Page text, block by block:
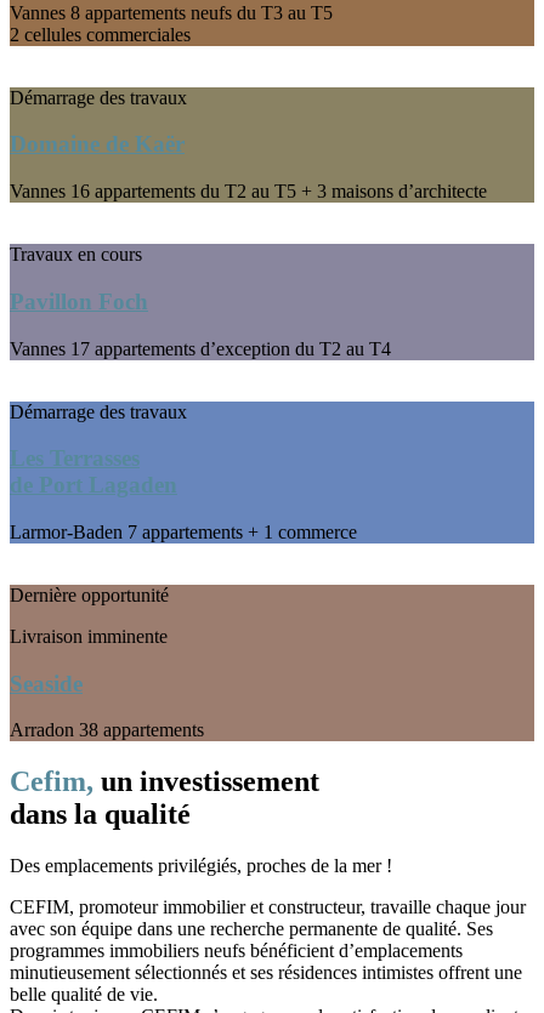
Vannes 8 appartements neufs du T3 au T5
2 cellules commerciales
Démarrage des travaux
Domaine de Kaër
Vannes 16 appartements du T2 au T5 + 3 maisons d’architecte
Travaux en cours
Pavillon Foch
Vannes 17 appartements d’exception du T2 au T4
Démarrage des travaux
Les Terrasses
de Port Lagaden
Larmor-Baden 7 appartements + 1 commerce
Dernière opportunité
Livraison imminente
Seaside
Arradon 38 appartements
Cefim, un investissement
dans la qualité
Des emplacements privilégiés, proches de la mer !
CEFIM, promoteur immobilier et constructeur, travaille chaque jour
avec son équipe dans une recherche permanente de qualité. Ses
programmes immobiliers neufs bénéficient d’emplacements
minutieusement sélectionnés et ses résidences intimistes offrent une
belle qualité de vie.